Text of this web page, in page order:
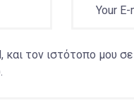
τον ιστότοπο μου